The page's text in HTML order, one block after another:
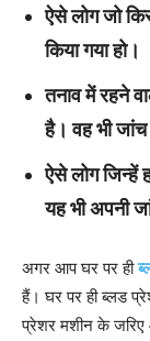
ऐसे लोग जो
किया गया हो।
तनाव में रहने
है। वह भी
ऐसे लोग जिन्हें
यह भी अपनी
अगर आप घर पर ही
हैं। घर पर ही ब्लड
प्रेशर मशीन के